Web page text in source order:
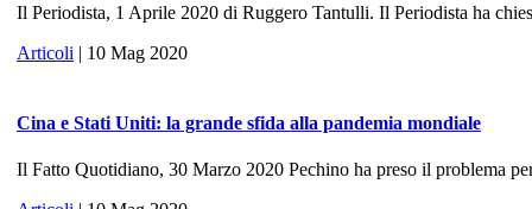
Il Periodista, 1 Aprile 2020 di Ruggero Tantulli. Il Periodista ha
Articoli | 10 Mag 2020
Cina e Stati Uniti: la grande sfida alla pandemia mondiale
Il Fatto Quotidiano, 30 Marzo 2020 Pechino ha preso il problema